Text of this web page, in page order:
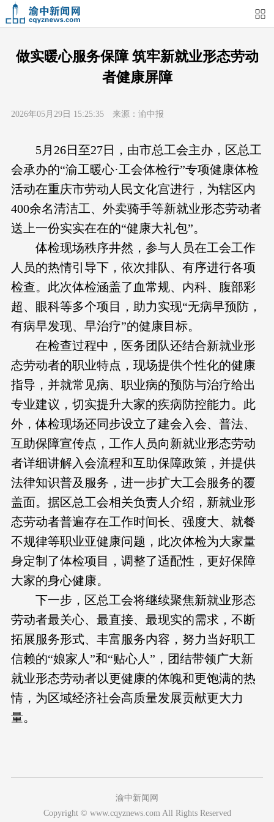
首页 媒体关注 今日头条 热点新闻
特别关注
游在渝中 购在渝中 娱在渝中 美图集
形象片 短视频 荟睛彩 直播回看
做实暖心服务保障 筑牢新就业形态劳动
者健康屏障
2026年05月29日 15:25:35 来源：渝中报
5月26日至27日，由市总工会主办，区总工
会承办的“渝工暖心·工会体检行”专项健康体检
活动在重庆市劳动人民文化宫进行，为辖区内
400余名清洁工、外卖骑手等新就业形态劳动者
送上一份实实在在的“健康大礼包”。
体检现场秩序井然，参与人员在工会工作
人员的热情引导下，依次排队、有序进行各项
检查。此次体检涵盖了血常规、内科、腹部彩
超、眼科等多个项目，助力实现“无病早预防，
有病早发现、早治疗”的健康目标。
在检查过程中，医务团队还结合新就业形
态劳动者的职业特点，现场提供个性化的健康
指导，并就常见病、职业病的预防与治疗给出
专业建议，切实提升大家的疾病防控能力。此
外，体检现场还同步设立了建会入会、普法、
互助保障宣传点，工作人员向新就业形态劳动
者详细讲解入会流程和互助保障政策，并提供
法律知识普及服务，进一步扩大工会服务的覆
盖面。据区总工会相关负责人介绍，新就业形
态劳动者普遍存在工作时间长、强度大、就餐
不规律等职业亚健康问题，此次体检为大家量
身定制了体检项目，调整了适配性，更好保障
大家的身心健康。
下一步，区总工会将继续聚焦新就业形态
劳动者最关心、最直接、最现实的需求，不断
拓展服务形式、丰富服务内容，努力当好职工
信赖的“娘家人”和“贴心人”，团结带领广大新
就业形态劳动者以更健康的体魄和更饱满的热
情，为区域经济社会高质量发展贡献更大力
量。
渝中新闻网
Copyright © www.cqyznews.com All Rights Reserved